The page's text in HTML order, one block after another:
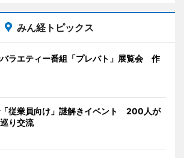
みん経トピックス
ラエティー番組「プレバト」展覧会 作
従業員向け」謎解きイベント 200人が
り交流